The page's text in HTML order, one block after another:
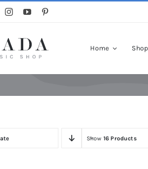
Home Shop
Show 16 Products